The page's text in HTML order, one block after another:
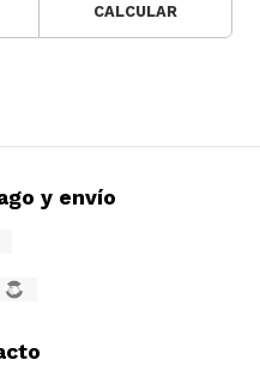
CALCULAR
y envío